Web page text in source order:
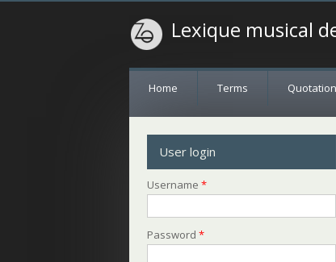
Lexique musical
Home Terms
User login
Username*
Password*